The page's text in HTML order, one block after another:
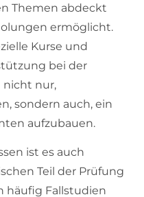
Themen abdeckt
ermöglicht.
Kurse und
bei der
nicht nur,
sondern auch, ein
aufzubauen.
ist es auch
Teil der Prüfung
häufig Fallstudien